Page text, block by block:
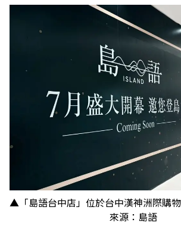
▲「島語台中店」位於台中漢神洲際購
來源：島語